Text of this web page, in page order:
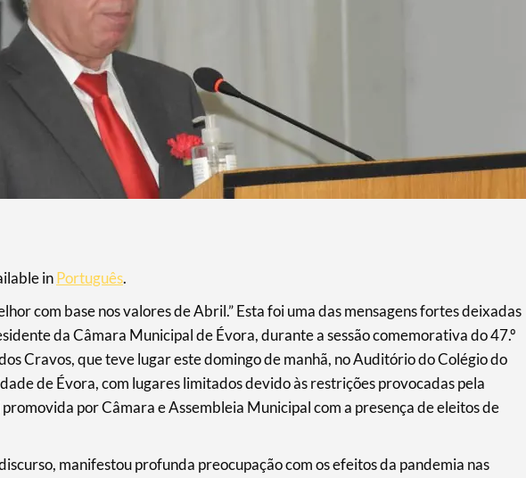
inPortuguês.
com base nos valores de Abril.” Esta foi uma das mensagens fortes deixadas
da Câmara Municipal de Évora, durante a sessão comemorativa do 47.º
Cravos, que teve lugar este domingo de manhã, no Auditório do Colégio do
de Évora, com lugares limitados devido às restrições provocadas pela
por Câmara e Assembleia Municipal com a presença de eleitos de
manifestou profunda preocupação com os efeitos da pandemia nas